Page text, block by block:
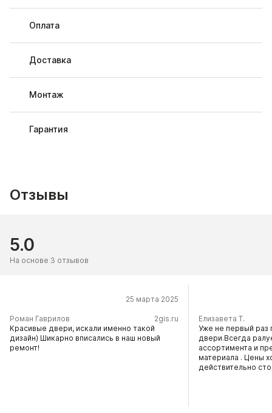
Оплата
Доставка
Монтаж
Гарантия
Отзывы
5.0
На основе 3 отзывов
25 марта 2025
​Роман Гаврилов
2gis.ru
Красивые двери, искали именно такой
дизайн) Шикарно вписались в наш новый
ремонт!
Елизавета Т.
Уже не первый раз
двери.Всегда
ассортимента и
материала . Цены
действительно